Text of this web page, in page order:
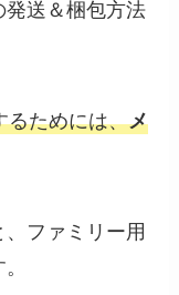
発送＆梱包方法
るためには、メ
ファミリー用